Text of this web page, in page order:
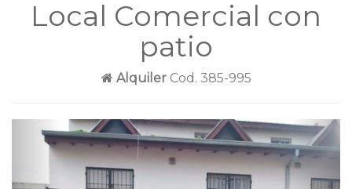
Local Comercial con
patio
AlquilerCod. 385-995